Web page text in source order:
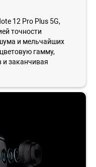
12 Pro Plus 5G,
точности
и мельчайших
гамму,
и заканчивая